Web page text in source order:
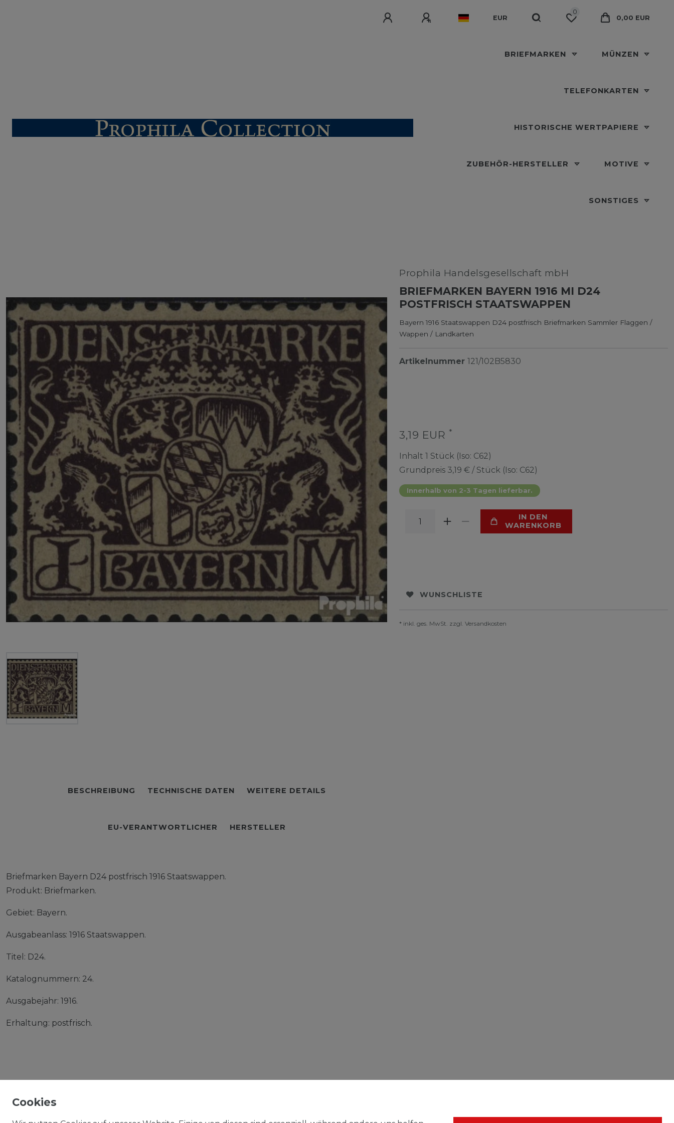
EUR
0
0,00 EUR
BRIEFMARKEN MÜNZEN
TELEFONKARTEN
HISTORISCHE WERTPAPIERE
ZUBEHÖR-HERSTELLER MOTIVE
SONSTIGES
Prophila Handelsgesellschaft mbH
BRIEFMARKEN BAYERN 1916 MI D24
POSTFRISCH STAATSWAPPEN
Bayern 1916 Staatswappen D24 postfrisch Briefmarken Sammler Flaggen /
Wappen / Landkarten
Artikelnummer 121/102B5830
3,19 EUR *
Inhalt 1 Stück (Iso: C62)
Grundpreis 3,19 € / Stück (Iso: C62)
Innerhalb von 2-3 Tagen lieferbar.
IN DEN
WARENKORB
WUNSCHLISTE
* inkl. ges. MwSt. zzgl. Versandkosten
BESCHREIBUNG TECHNISCHE DATEN WEITERE DETAILS
EU-VERANTWORTLICHER HERSTELLER
Briefmarken Bayern D24 postfrisch 1916 Staatswappen.
Produkt: Briefmarken.
Gebiet: Bayern.
Ausgabeanlass: 1916 Staatswappen.
Titel: D24.
Katalognummern: 24.
Ausgabejahr: 1916.
Erhaltung: postfrisch.
Cookies